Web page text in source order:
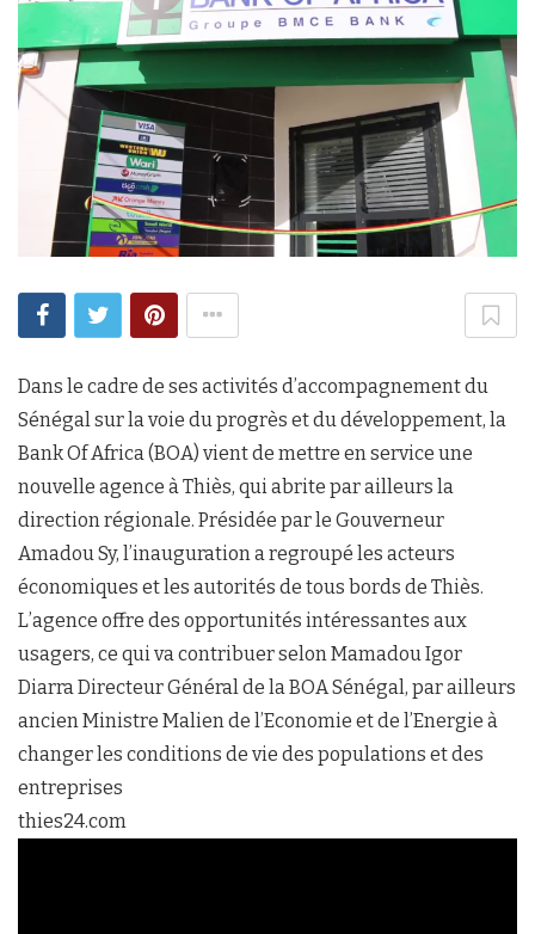
Dans le cadre de ses activités d’accompagnement du
Sénégal sur la voie du progrès et du développement, la
Bank Of Africa (BOA) vient de mettre en service une
nouvelle agence à Thiès, qui abrite par ailleurs la
direction régionale. Présidée par le Gouverneur
Amadou Sy, l’inauguration a regroupé les acteurs
économiques et les autorités de tous bords de Thiès.
L’agence offre des opportunités intéressantes aux
usagers, ce qui va contribuer selon Mamadou Igor
Diarra Directeur Général de la BOA Sénégal, par ailleurs
ancien Ministre Malien de l’Economie et de l’Energie à
changer les conditions de vie des populations et des
entreprises
thies24.com